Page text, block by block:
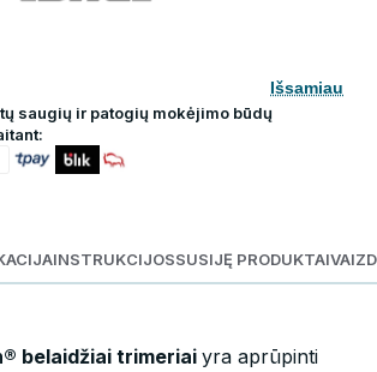
Išsamiau
saugių ir patogių mokėjimo būdų
INSTRUKCIJOSSUSIJĘ PRODUKTAI
belaidžiai trimeriai yra aprūpinti